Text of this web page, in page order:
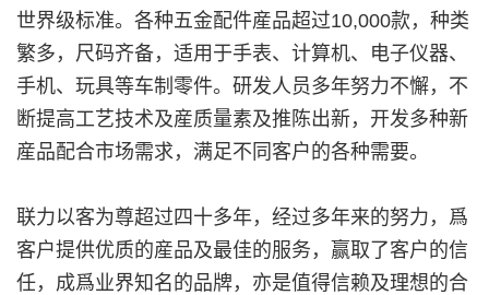
世界级标准。各种五金配件産品超过10,000款，种类
繁多，尺码齐备，适用于手表、计算机、电子仪器、
手机、玩具等车制零件。研发人员多年努力不懈，不
断提高工艺技术及産质量素及推陈出新，开发多种新
産品配合市场需求，满足不同客户的各种需要。
联力以客为尊超过四十多年，经过多年来的努力，爲
客户提供优质的産品及最佳的服务，赢取了客户的信
任，成爲业界知名的品牌，亦是值得信赖及理想的合